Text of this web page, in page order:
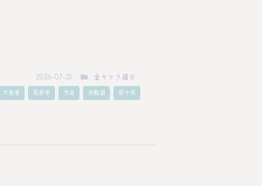
2026-07-31 全キャラ紹介
大鷲會 尾泉市 方言 豹動組 辰十司